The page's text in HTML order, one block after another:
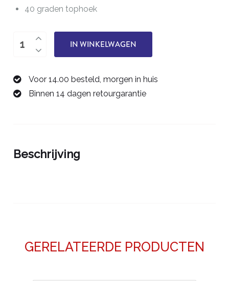
40 graden tophoek
Graveerfrees
0068280B
aantal
IN WINKELWAGEN
Voor 14.00 besteld, morgen in huis
Binnen 14 dagen retourgarantie
Beschrijving
GERELATEERDE PRODUCTEN